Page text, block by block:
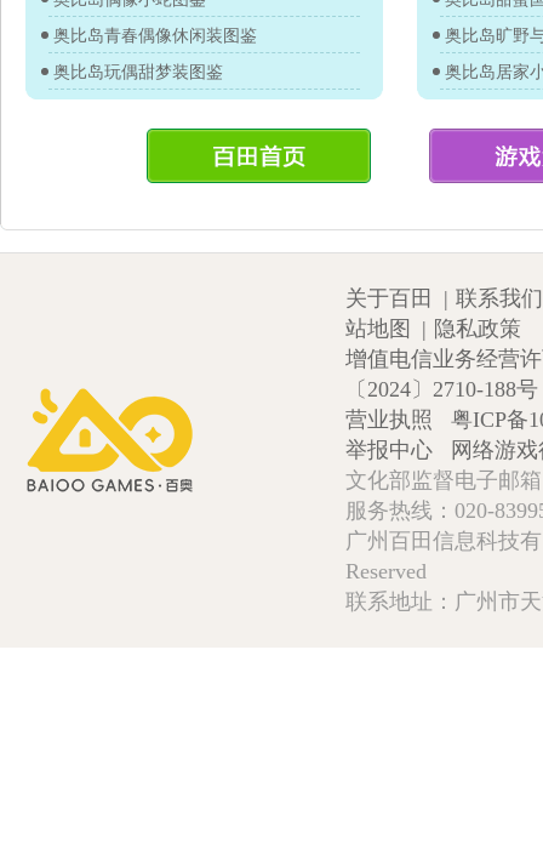
奥比岛青春偶像休闲装图鉴
奥比岛玩偶甜梦装图鉴
奥比岛旷野
奥比岛居家
关于百田 | 联系我们
站地图
| 隐私政策
增值电信业务经营
〔2024〕2710-188号
营业执照
粤ICP备
举报中心
网络游
文化部监督电子邮
服务热线：020-
广州百田信息科技
Reserved
联系地址：广州市